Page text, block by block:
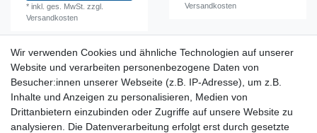
*inkl. ges. MwSt. zzgl.
Versandkosten
Versandkosten
Neuheit Neuheit
Wir verwenden Cookies und ähnliche Technologien auf unserer
Website und verarbeiten personenbezogene Daten von
Besucher:innen unserer Webseite (z.B. IP-Adresse), um z.B.
Inhalte und Anzeigen zu personalisieren, Medien von
Drittanbietern einzubinden oder Zugriffe auf unsere Website zu
analysieren. Die Datenverarbeitung erfolgt erst durch gesetzte